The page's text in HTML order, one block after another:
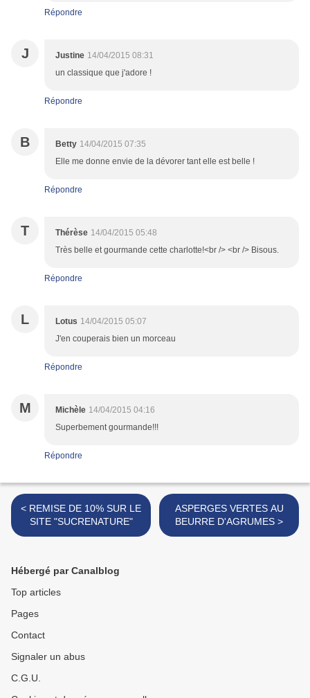
Répondre
J Justine 14/04/2015 08:31
un classique que j'adore !
Répondre
B Betty 14/04/2015 07:35
Elle me donne envie de la dévorer tant elle est belle !
Répondre
T Thérèse 14/04/2015 05:48
Très belle et gourmande cette charlotte!<br /> <br /> Bisous.
Répondre
L Lotus 14/04/2015 05:07
J'en couperais bien un morceau
Répondre
M Michèle 14/04/2015 04:16
Superbement gourmande!!!
Répondre
< REMISE DE 10% SUR LE
SITE "SUCRENATURE"
ASPERGES VERTES AU
BEURRE D'AGRUMES >
Hébergé par Canalblog
Top articles
Pages
Contact
Signaler un abus
C.G.U.